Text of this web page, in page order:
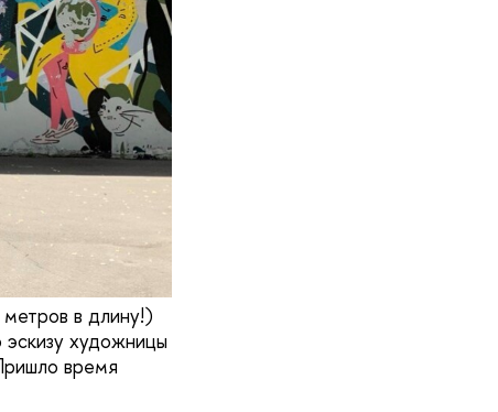
в длину!)
художницы
время